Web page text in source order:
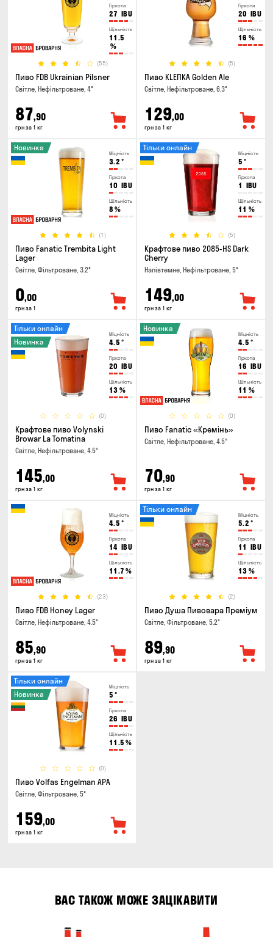
Гіркота
27 IBU
Щільність
11.5
%
(55)
Пиво FDB Ukrainian Pilsner
Світле, Нефільтроване, 4°
87,90
грн за 1 кг
Гіркота
20 IBU
Щільність
16 %
(5)
Пиво KLEПКА Golden Ale
Світле, Нефільтроване, 6.3°
129,00
грн за 1 кг
Міцність
3.2 °
Гіркота
10 IBU
Щільність
8 %
(1)
Новинка
Пиво Fanatic Trembita Light
Lager
Світле, Фільтроване, 3.2°
0,00
грн за 1
Міцність
5 °
Гіркота
1 IBU
Щільність
11 %
(5)
Тільки онлайн
Крафтове пиво 2085-HS Dark
Cherry
Напівтемне, Нефільтроване, 5°
149,00
грн за 1 кг
Міцність
4.5 °
Гіркота
20 IBU
Щільність
13 %
(0)
Тільки онлайн
Новинка
Крафтове пиво Volynski
Browar La Tomatina
Світле, Нефільтроване, 4.5°
145,00
грн за 1 кг
Міцність
4.5 °
Гіркота
16 IBU
Щільність
11 %
(0)
Новинка
Пиво Fanatic «Кремінь»
Світле, Нефільтроване, 4.5°
70,90
грн за 1 кг
Міцність
4.5 °
Гіркота
14 IBU
Щільність
11.7 %
(23)
Пиво FDB Honey Lager
Світле, Нефільтроване, 4.5°
85,90
грн за 1 кг
Міцність
5.2 °
Гіркота
11 IBU
Щільність
13 %
(2)
Тільки онлайн
Пиво Душа Пивовара Преміум
Світле, Фільтроване, 5.2°
89,90
грн за 1 кг
Міцність
5 °
Гіркота
26 IBU
Щільність
11.5 %
(0)
Тільки онлайн
Новинка
Пиво Volfas Engelman APA
Світле, Фільтроване, 5°
159,00
грн за 1 кг
ВАС ТАКОЖ МОЖЕ ЗАЦІКАВИТИ